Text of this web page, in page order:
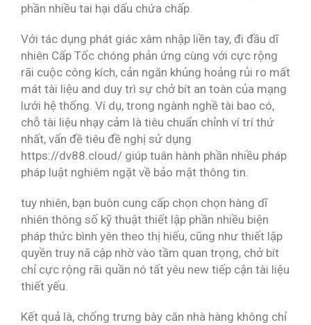
phần nhiều tai hại dấu chứa chấp.
Với tác dụng phát giác xâm nhập liền tay, đi đầu dĩ
nhiên Cấp Tốc chóng phản ứng cùng với cực rộng
rãi cuộc công kích, cản ngăn khủng hoảng rủi ro mất
mát tài liệu and duy trì sự chở bít an toàn của mạng
lưới hệ thống. Ví dụ, trong ngành nghề tài bao có,
chỗ tài liệu nhạy cảm là tiêu chuẩn chỉnh ví trí thứ
nhất, vấn đề tiêu đề nghị sử dụng
https://dv88.cloud/ giúp tuân hành phần nhiều pháp
pháp luật nghiêm ngặt về bảo mật thông tin.
tuy nhiên, bạn buôn cung cấp chọn chọn hàng dĩ
nhiên thông số kỹ thuật thiết lập phần nhiều biện
pháp thức bình yên theo thị hiếu, cũng như thiết lập
quyền truy nã cập nhờ vào tầm quan trọng, chở bít
chỉ cực rộng rãi quần nó tất yêu new tiếp cận tài liệu
thiết yếu.
Kết quả là, chống trưng bày căn nhà hàng không chỉ